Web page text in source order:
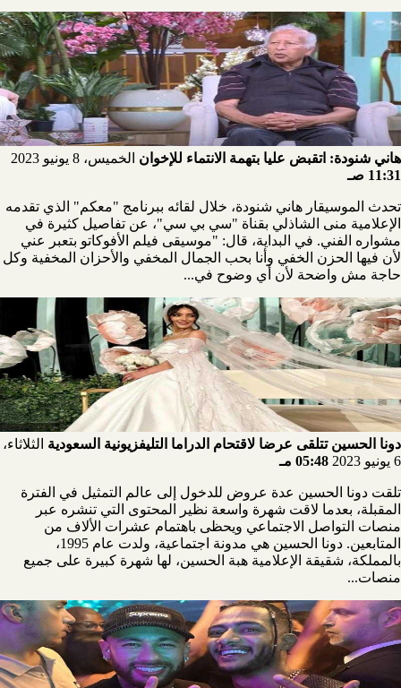
هاني شنودة: اتقبض عليا بتهمة الانتماء للإخوان الخميس، 8 يونيو 2023
11:31 صـ
تحدث الموسيقار هاني شنودة، خلال لقائه ببرنامج "معكم" الذي تقدمه
الإعلامية منى الشاذلي بقناة "سي بي سي"، عن تفاصيل كثيرة في
مشواره الفني. في البداية، قال: "موسيقى فيلم الأفوكاتو بتعبر عني
لأن فيها الحزن الخفي وأنا بحب الجمال المخفي والأحزان المخفية وكل
حاجة مش واضحة لأن أي وضوح في...
دونا الحسين تتلقى عرضا لاقتحام الدراما التليفزيونية السعودية الثلاثاء،
6 يونيو 2023
05:48 مـ
تلقت دونا الحسين عدة عروض للدخول إلى عالم التمثيل في الفترة
المقبلة، بعدما لاقت شهرة واسعة نظير المحتوى التي تنشره عبر
منصات التواصل الاجتماعي ويحظى باهتمام عشرات الألاف من
المتابعين. دونا الحسين هي مدونة اجتماعية، ولدت عام 1995،
بالمملكة، شقيقة الإعلامية هبة الحسين، لها شهرة كبيرة على جميع
منصات...